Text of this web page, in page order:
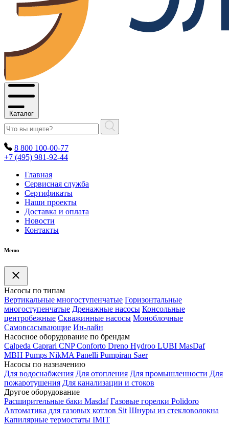
Каталог
8 800 100-00-77
+7 (495) 981-92-44
Главная
Сервисная служба
Сертификаты
Наши проекты
Доставка и оплата
Новости
Контакты
Меню
Насосы по типам
Вертикальные многоступенчатые Горизонтальные
многоступенчатые Дренажные насосы Консольные
центробежные Скважинные насосы Моноблочные
Самовсасывающие Ин-лайн
Насосное оборудование по брендам
Calpeda Caprari CNP Conforto Dreno Hydroo LUBI MasDaf
MBH Pumps NikMA Panelli Pumpiran Saer
Насосы по назначению
Для водоснабжения Для отопления Для промышленности Для
пожаротушения Для канализации и стоков
Другое оборудование
Расширительные баки Masdaf Газовые горелки Polidoro
Автоматика для газовых котлов Sit Шнуры из стекловолокна
Капилярные термостаты IMIT